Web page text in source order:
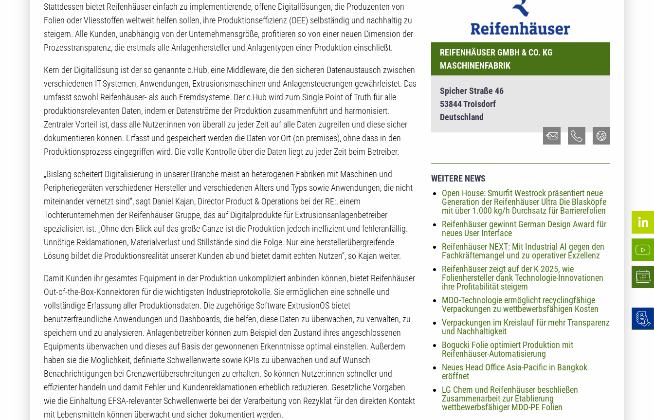
Stattdessen bietet Reifenhäuser einfach zu implementierende, offene Digitallösungen, die Produzenten von
Folien oder Vliesstoffen weltweit helfen sollen, ihre Produktionseffizienz (OEE) selbständig und nachhaltig zu
steigern. Alle Kunden, unabhängig von der Unternehmensgröße, profitieren so von einer neuen Dimension der
Prozesstransparenz, die erstmals alle Anlagenhersteller und Anlagentypen einer Produktion einschließt.
Kern der Digitallösung ist der so genannte c.Hub, eine Middleware, die den sicheren Datenaustausch zwischen
verschiedenen IT-Systemen, Anwendungen, Extrusionsmaschinen und Anlagensteuerungen gewährleistet. Das
umfasst sowohl Reifenhäuser- als auch Fremdsysteme. Der c.Hub wird zum Single Point of Truth für alle
produktionsrelevanten Daten, indem er Datenströme der Produktion zusammenführt und harmonisiert.
Zentraler Vorteil ist, dass alle Nutzer:innen von überall zu jeder Zeit auf alle Daten zugreifen und diese sicher
dokumentieren können. Erfasst und gespeichert werden die Daten vor Ort (on premises), ohne dass in den
Produktionsprozess eingegriffen wird. Die volle Kontrolle über die Daten liegt zu jeder Zeit beim Betreiber.
„Bislang scheitert Digitalisierung in unserer Branche meist an heterogenen Fabriken mit Maschinen und
Peripheriegeräten verschiedener Hersteller und verschiedenen Alters und Typs sowie Anwendungen, die nicht
miteinander vernetzt sind“, sagt Daniel Kajan, Director Product & Operations bei der RE:, einem
Tochterunternehmen der Reifenhäuser Gruppe, das auf Digitalprodukte für Extrusionsanlagenbetreiber
spezialisiert ist. „Ohne den Blick auf das große Ganze ist die Produktion jedoch ineffizient und fehleranfällig.
Unnötige Reklamationen, Materialverlust und Stillstände sind die Folge. Nur eine herstellerübergreifende
Lösung bildet die Produktionsrealität unserer Kunden ab und bietet damit echten Nutzen“, so Kajan weiter.
Damit Kunden ihr gesamtes Equipment in der Produktion unkompliziert anbinden können, bietet Reifenhäuser
Out-of-the-Box-Konnektoren für die wichtigsten Industrieprotokolle. Sie ermöglichen eine schnelle und
vollständige Erfassung aller Produktionsdaten. Die zugehörige Software ExtrusionOS bietet
benutzerfreundliche Anwendungen und Dashboards, die helfen, diese Daten zu überwachen, zu verwalten, zu
speichern und zu analysieren. Anlagenbetreiber können zum Beispiel den Zustand ihres angeschlossenen
Equipments überwachen und dieses auf Basis der gewonnenen Erkenntnisse optimal einstellen. Außerdem
haben sie die Möglichkeit, definierte Schwellenwerte sowie KPIs zu überwachen und auf Wunsch
Benachrichtigungen bei Grenzwertüberschreitungen zu erhalten. So können Nutzer:innen schneller und
effizienter handeln und damit Fehler und Kundenreklamationen erheblich reduzieren. Gesetzliche Vorgaben
wie die Einhaltung EFSA-relevanter Schwellenwerte bei der Verarbeitung von Rezyklat für den direkten Kontakt
mit Lebensmitteln können überwacht und sicher dokumentiert werden.
REIFENHÄUSER GMBH & CO. KG
MASCHINENFABRIK
Spicher Straße 46
53844 Troisdorf
Deutschland
WEITERE NEWS
Open House: Smurfit Westrock präsentiert neue
Generation der Reifenhäuser Ultra Die Blasköpfe
mit über 1.000 kg/h Durchsatz für Barrierefolien
Reifenhäuser gewinnt German Design Award für
neues User Interface
Reifenhäuser NEXT: Mit Industrial AI gegen den
Fachkräftemangel und zu operativer Exzellenz
Reifenhäuser zeigt auf der K 2025, wie
Folienhersteller dank Technologie-Innovationen
ihre Profitabilität steigern
MDO-Technologie ermöglicht recyclingfähige
Verpackungen zu wettbewerbsfähigen Kosten
Verpackungen im Kreislauf für mehr Transparenz
und Nachhaltigkeit
Bogucki Folie optimiert Produktion mit
Reifenhäuser-Automatisierung
Neues Head Office Asia-Pacific in Bangkok
eröffnet
LG Chem und Reifenhäuser beschließen
Zusammenarbeit zur Etablierung
wettbewerbsfähiger MDO-PE Folien